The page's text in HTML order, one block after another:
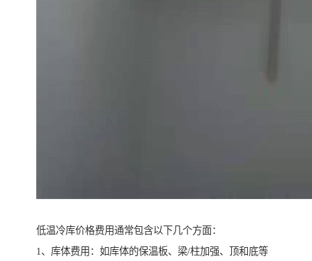
低温冷库价格费用通常包含以下几个方面：
1、库体费用：如库体的保温板、梁/柱加强、顶和底等